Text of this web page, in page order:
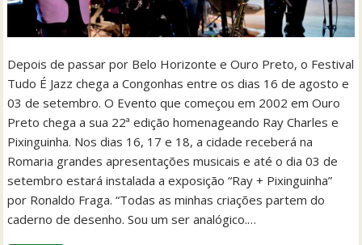
Depois de passar por Belo Horizonte e Ouro Preto, o Festival
Tudo É Jazz chega a Congonhas entre os dias 16 de agosto e
03 de setembro. O Evento que começou em 2002 em Ouro
Preto chega a sua 22ª edição homenageando Ray Charles e
Pixinguinha. Nos dias 16, 17 e 18, a cidade receberá na
Romaria grandes apresentações musicais e até o dia 03 de
setembro estará instalada a exposição “Ray + Pixinguinha”
por Ronaldo Fraga. “Todas as minhas criações partem do
caderno de desenho. Sou um ser analógico.…